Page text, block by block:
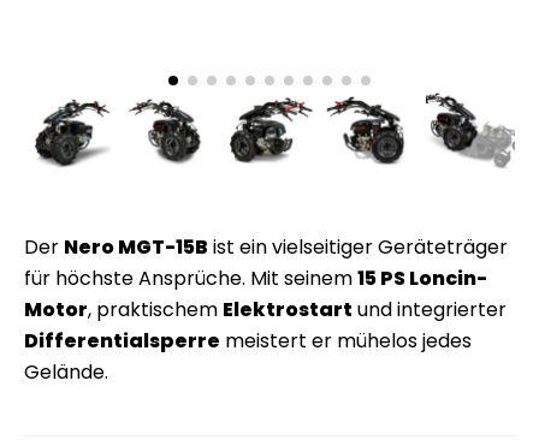
Der Nero MGT-15B ist ein vielseitiger Geräteträger
für höchste Ansprüche. Mit seinem15 PS Loncin-
Motor, praktischem Elektrostart und integrierter
Differentialsperre meistert er mühelos jedes
Gelände.